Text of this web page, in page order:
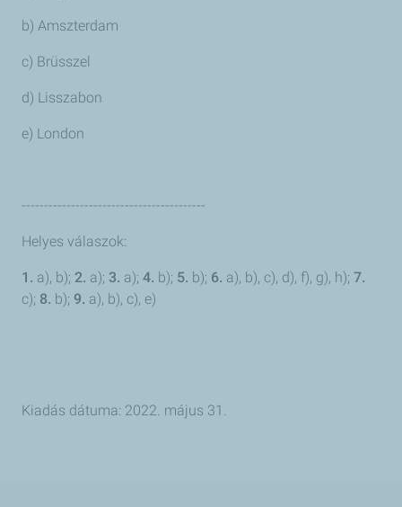
b) Amszterdam
c) Brüsszel
d) Lisszabon
e) London
-----------------------------------------
Helyes válaszok:
1. a), b); 2. a); 3. a); 4. b); 5. b); 6. a), b), c), d), f), g), h); 7.
c); 8. b); 9. a), b), c), e)
Kiadás dátuma: 2022. május 31.